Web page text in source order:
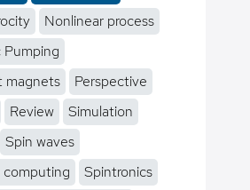
Nonlinear process
Pumping
magnets
Perspective
Review
Simulation
Spin waves
Spintronics